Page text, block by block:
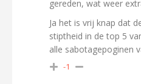
gereden, wat weer
Ja het is vrij knap dat
stiptheid in de top 5
alle sabotagepoginen
-1